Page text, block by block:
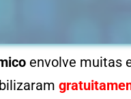
envolve muitas